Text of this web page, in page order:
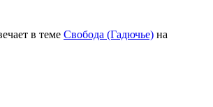
в теме Свобода (Гадючье) на